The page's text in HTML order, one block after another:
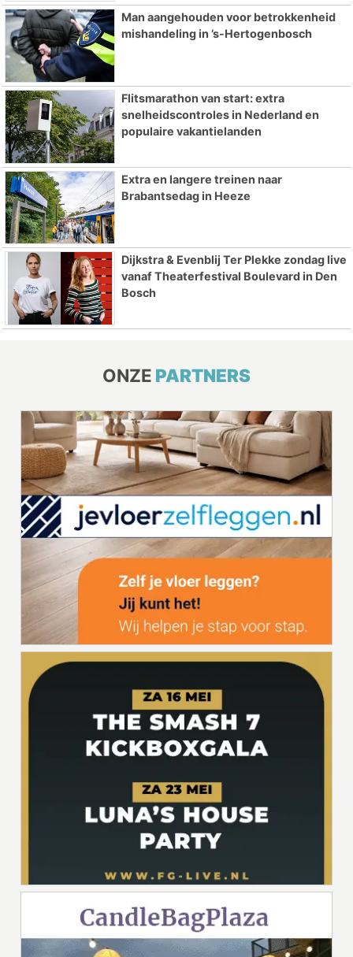
Man aangehouden voor betrokkenheid
mishandeling in ’s-Hertogenbosch
Flitsmarathon van start: extra
snelheidscontroles in Nederland en
populaire vakantielanden
Extra en langere treinen naar
Brabantsedag in Heeze
Dijkstra & Evenblij Ter Plekke zondag live
vanaf Theaterfestival Boulevard in Den
Bosch
ONZE PARTNERS